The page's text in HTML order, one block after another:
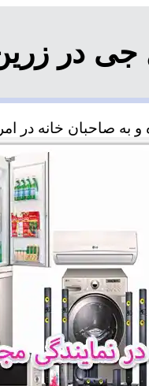
در
صاحبان خانه در